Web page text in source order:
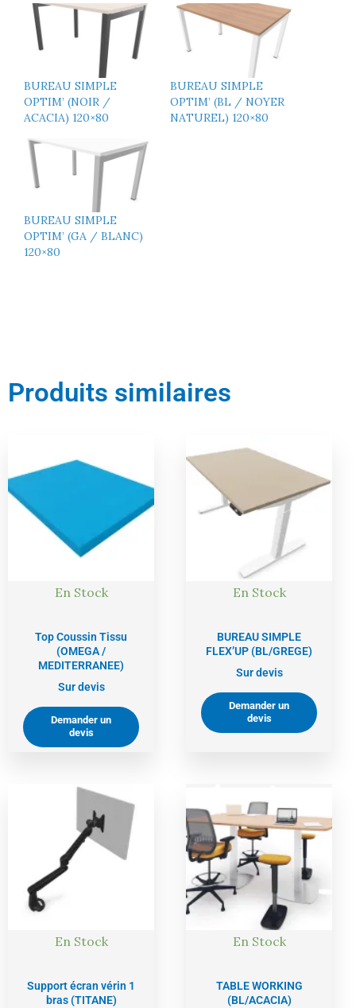
BUREAU SIMPLE
OPTIM’ (NOIR /
ACACIA) 120×80
BUREAU SIMPLE
OPTIM’ (BL / NOYER
NATUREL) 120×80
BUREAU SIMPLE
OPTIM’ (GA / BLANC)
120×80
Produits similaires
En Stock
Top Coussin Tissu
(OMEGA /
MEDITERRANEE)
Sur devis
Demander un
devis
En Stock
BUREAU SIMPLE
FLEX’UP (BL/GREGE)
Sur devis
Demander un
devis
En Stock
Support écran vérin 1
bras (TITANE)
En Stock
TABLE WORKING
(BL/ACACIA)